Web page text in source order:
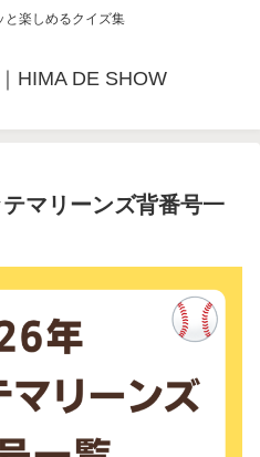
と楽しめるクイズ集
HIMA DE SHOW
テマリーンズ背番号一